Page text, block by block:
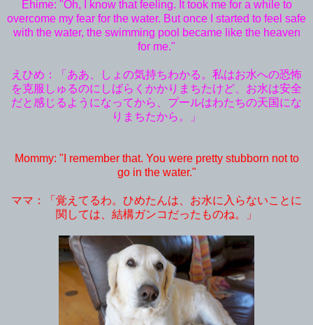
Ehime: "Oh, I know that feeling. It took me for a while to
overcome my fear for the water. But once I started to feel safe
with the water, the swimming pool became like the heaven
for me."
えひめ：「ああ、しょの気持ちわかる。私はお水への恐怖
を克服しゅるのにしばらくかかりまちたけど、お水は安全
だと感じるようになってから、プールはわたちの天国にな
りまちたから。」
Mommy: "I remember that. You were pretty stubborn not to
go in the water."
ママ：「覚えてるわ。ひめたんは、お水に入らないことに
関しては、結構ガンコだったものね。」